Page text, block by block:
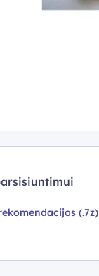
(.7z)